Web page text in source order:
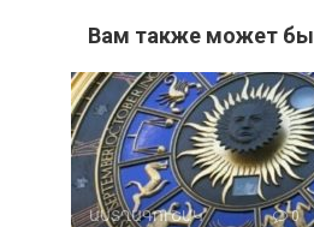
Вам также может
ԱՍՏՂԱԳՈՒՇԱԿ 0